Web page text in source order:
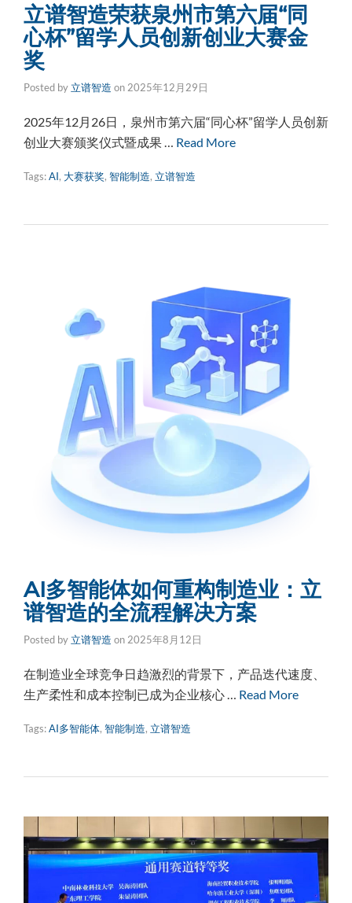
立谱智造荣获泉州市第六届“同
心杯”留学人员创新创业大赛金
奖
Posted by 立谱智造 on 2025年12月29日
2025年12月26日，泉州市第六届“同心杯”留学人员创新
创业大赛颁奖仪式暨成果 … Read More
Tags:AI, 大赛获奖, 智能制造, 立谱智造
AI多智能体如何重构制造业：立
谱智造的全流程解决方案
Posted by 立谱智造 on2025年8月12日
在制造业全球竞争日趋激烈的背景下，产品迭代速度、
生产柔性和成本控制已成为企业核心 … Read More
Tags:AI多智能体, 智能制造, 立谱智造